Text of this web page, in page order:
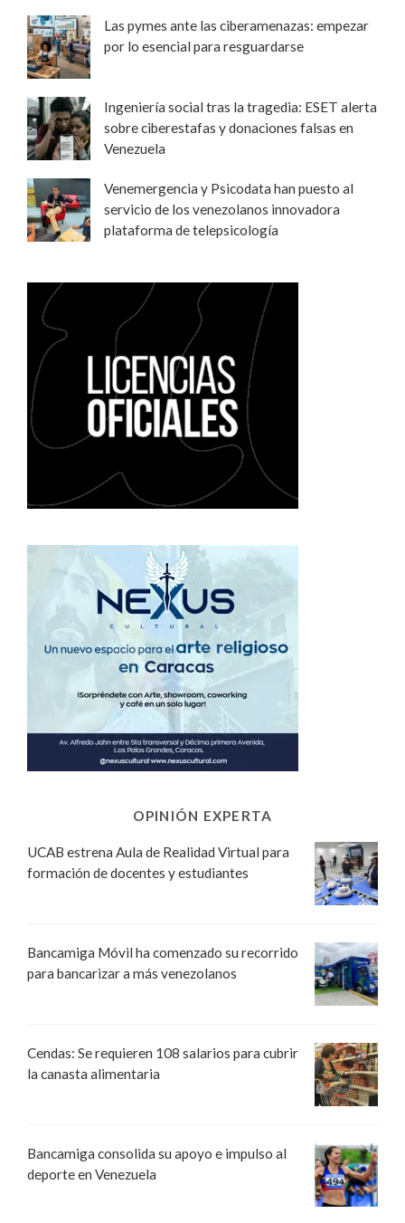
Las pymes ante las ciberamenazas: empezar
por lo esencial para resguardarse
Ingeniería social tras la tragedia: ESET alerta
sobre ciberestafas y donaciones falsas en
Venezuela
Venemergencia y Psicodata han puesto al
servicio de los venezolanos innovadora
plataforma de telepsicología
OPINIÓN EXPERTA
UCAB estrena Aula de Realidad Virtual para
formación de docentes y estudiantes
Bancamiga Móvil ha comenzado su recorrido
para bancarizar a más venezolanos
Cendas: Se requieren 108 salarios para cubrir
la canasta alimentaria
Bancamiga consolida su apoyo e impulso al
deporte en Venezuela